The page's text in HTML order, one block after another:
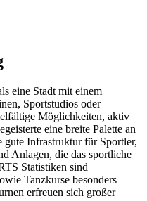
eine Stadt mit einem
Sportstudios oder
Möglichkeiten, aktiv
eine breite Palette an
gute Infrastruktur für Sportler,
Anlagen, die das sportliche
Statistiken sind
Tanzkurse besonders
erfreuen sich großer